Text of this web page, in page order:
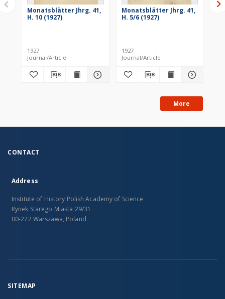
Monatsblätter Jhrg. 41,
H. 10 (1927)
1927
Journal/Article
Monatsblätter Jhrg. 41,
H. 5/6 (1927)
1927
Journal/Article
More
CONTACT
Address
Institute of History Polish Academy of Science
Rynek Starego Miasta 29/31
00-272 Warszawa, Poland
SITEMAP